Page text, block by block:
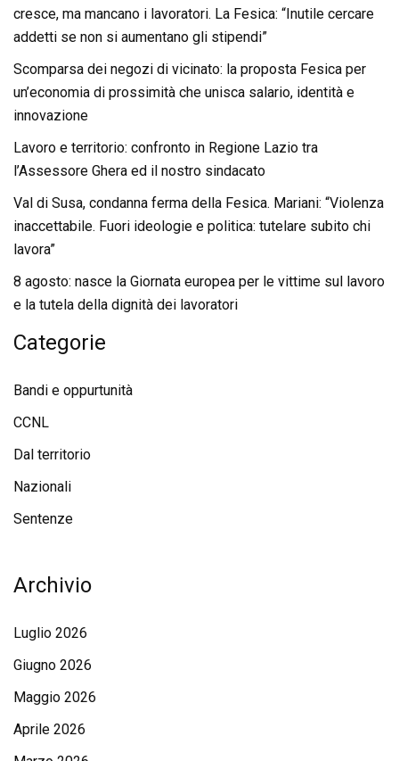
cresce, ma mancano i lavoratori. La Fesica: “Inutile cercare
addetti se non si aumentano gli stipendi”
Scomparsa dei negozi di vicinato: la proposta Fesica per
un’economia di prossimità che unisca salario, identità e
innovazione
Lavoro e territorio: confronto in Regione Lazio tra
l’Assessore Ghera ed il nostro sindacato
Val di Susa, condanna ferma della Fesica. Mariani: “Violenza
inaccettabile. Fuori ideologie e politica: tutelare subito chi
lavora”
8 agosto: nasce la Giornata europea per le vittime sul lavoro
e la tutela della dignità dei lavoratori
Categorie
Bandi e oppurtunità
CCNL
Dal territorio
Nazionali
Sentenze
Archivio
Luglio 2026
Giugno 2026
Maggio 2026
Aprile 2026